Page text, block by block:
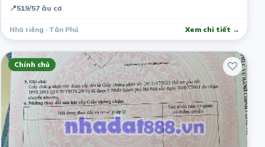
📍519/57 âu cơ
Nhà riêng · Tân Phú Xem chi tiết →
Chính chủ